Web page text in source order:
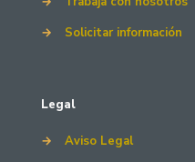
→
Solicitar información
Legal
→
Aviso Legal